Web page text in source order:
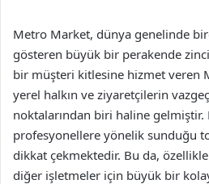
Metro Market, dünya genelinde
gösteren büyük bir perakende
bir müşteri kitlesine hizmet veren
yerel halkın ve ziyaretçilerin
noktalarından biri haline
profesyonellere yönelik sunduğu
dikkat çekmektedir. Bu da,
diğer işletmeler için büyük bir